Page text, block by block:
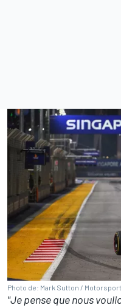
Photo de: Mark Sutton /
"Je pense que nous